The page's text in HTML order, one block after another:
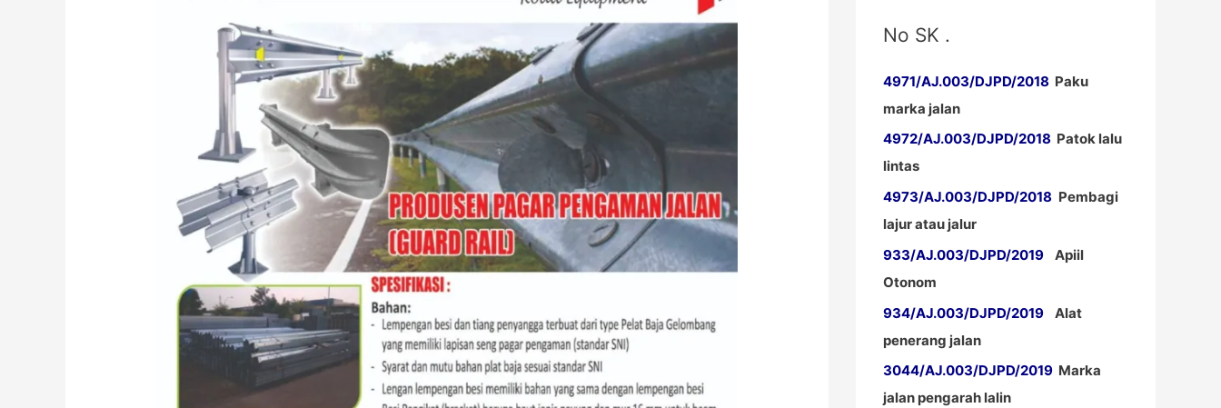
No SK .
4971/AJ.003/DJPD/2018 Paku
marka jalan
4972/AJ.003/DJPD/2018 Patok lalu
lintas
4973/AJ.003/DJPD/2018 Pembagi
lajur atau jalur
933/AJ.003/DJPD/2019 Apiil
Otonom
934/AJ.003/DJPD/2019 Alat
penerang jalan
3044/AJ.003/DJPD/2019 Marka
jalan pengarah lalin